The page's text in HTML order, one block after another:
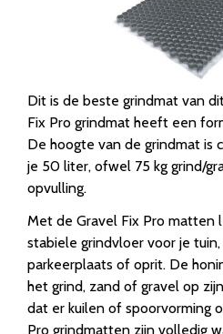
Dit is de beste grindmat van
Fix Pro grindmat heeft een
De hoogte van de grindmat is
je 50 liter, ofwel 75 kg grind/
opvulling.
Met de Gravel Fix Pro matten
stabiele grindvloer voor je
parkeerplaats of oprit. De
het grind, zand of gravel op
dat er kuilen of spoorvorming
Pro grindmatten zijn volledig